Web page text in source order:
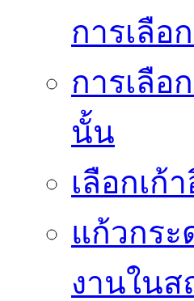
การเลือ
การเลือ
นั้น
เลือกเก้
แก้วกระ
งานในส